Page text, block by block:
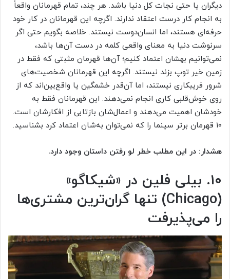
دیگران یا حتی نجات کل دنیا باشد. هر چند، تمام قهرمانان واقعاً
به انجام کار درست اعتقاد ندارند. اگرچه این قهرمانان در کار خود
حرفه‌ای هستند، اما انسان‌دوست نیستند. خلاصه بگویم حتی اگر
سرنوشت دنیا به معنای واقعی کلمه در دست آن‌ها باشد،
نمی‌توانیم بهشان اعتماد کنیم؛ آن‌ها قهرمان مثبتی که فقط در
زمین خیر توپ بزند نیستند. اگرچه این قهرمانان شخصیت‌های
شرور فریبکاری نیستند، اما آن‌قدر خشمگین یا واقع‌بین‌اند که از
روی خوش‌قلبی کاری انجام نمی‌دهند. این قهرمانان فقط به
خودشان اهمیت می‌دهند و اعمال‌شان بازتابی از افکارشان است.
۱۰ قهرمان برتر سینما را که نمی‌توان به‌شان اعتماد کرد بشناسید.
هشدار: در این مطلب خطر لو رفتن داستان وجود دارد.
۱۰. بیلی فلین در «شیکاگو»
(Chicago) تنها گران‌ترین مشتری‌ها
را می‌پذیرفت